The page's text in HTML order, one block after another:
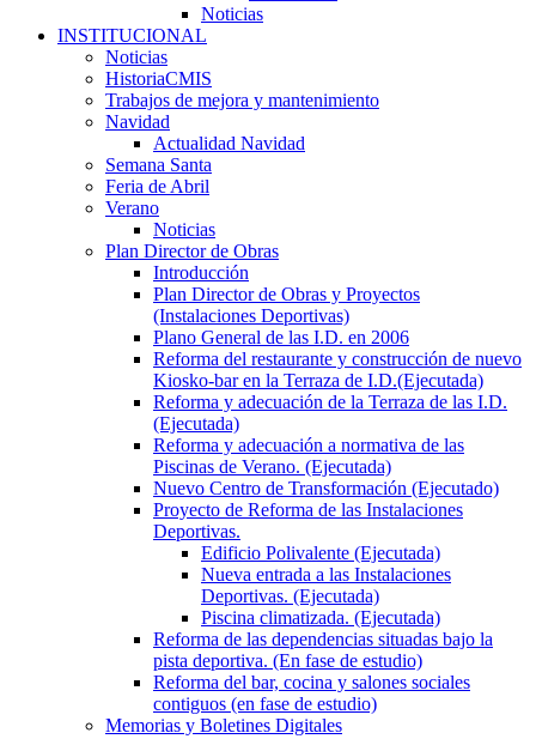
Noticias
INSTITUCIONAL
Noticias
HistoriaCMIS
Trabajos de mejora y mantenimiento
Navidad
Actualidad Navidad
Semana Santa
Feria de Abril
Verano
Noticias
Plan Director de Obras
Introducción
Plan Director de Obras y Proyectos
(Instalaciones Deportivas)
Plano General de las I.D. en 2006
Reforma del restaurante y construcción de nuevo
Kiosko-bar en la Terraza de I.D.(Ejecutada)
Reforma y adecuación de la Terraza de las I.D.
(Ejecutada)
Reforma y adecuación a normativa de las
Piscinas de Verano. (Ejecutada)
Nuevo Centro de Transformación (Ejecutado)
Proyecto de Reforma de las Instalaciones
Deportivas.
Edificio Polivalente (Ejecutada)
Nueva entrada a las Instalaciones
Deportivas. (Ejecutada)
Piscina climatizada. (Ejecutada)
Reforma de las dependencias situadas bajo la
pista deportiva. (En fase de estudio)
Reforma del bar, cocina y salones sociales
contiguos (en fase de estudio)
Memorias y Boletines Digitales